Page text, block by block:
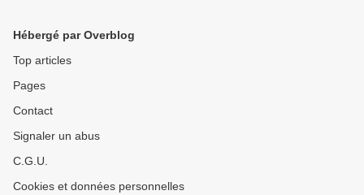
Hébergé par Overblog
Top articles
Pages
Contact
Signaler un abus
C.G.U.
Cookies et données personnelles